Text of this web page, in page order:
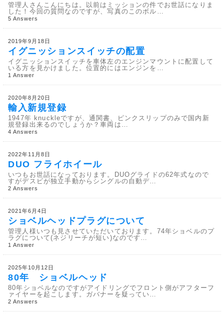
管理人さんこんにちは。以前はミッションの件でお世話になりま
した！今回の質問なのですが、写真のこのボル…
5 Answers
2019年9月18日
イグニッションスイッチの配置
イグニッションスイッチを車体左のエンジンマウントに配置して
いる方を見かけました。位置的にはエンジンを…
1 Answer
2020年8月20日
輸入新規登録
1947年 knuckleですが、通関書、ピンクスリップのみで国内新
規登録出来るのでしょうか？車両は…
4 Answers
2022年11月8日
DUO フライホイール
いつもお世話になっております。DUOグライドの62年式なので
すがデスビが独立手動からシングルの自動デ…
2 Answers
2021年6月4日
ショベルヘッドプラグについて
管理人様いつも見させていただいております。74年ショベルのプ
ラグについて(ネジリーチが短い)なのです…
1 Answer
2025年10月12日
80年 ショベルヘッド
80年ショベルなのですがアイドリングでフロント側がアフターフ
ァイヤーを起こします。ガバナーを疑ってい…
2 Answers